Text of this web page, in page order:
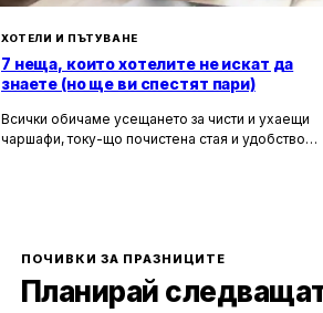
ХОТЕЛИ И ПЪТУВАНЕ
7 неща, които хотелите не искат да
знаете (но ще ви спестят пари)
Всички обичаме усещането за чисти и ухаещи
чаршафи, току-що почистена стая и удобството
могат да олекотят портфейла ви значително.
ПОЧИВКИ ЗА ПРАЗНИЦИТЕ
Планирай